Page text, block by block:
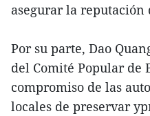
asegurar la reputación
Por su parte, Dao
del Comité Popular de
compromiso de las
locales de preservar